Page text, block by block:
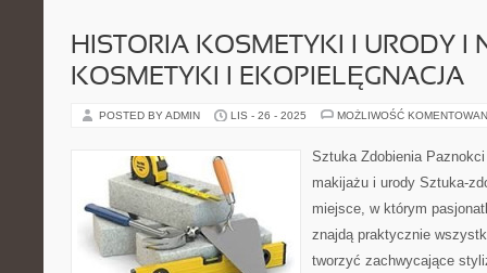
HISTORIA KOSMETYKI I URODY I
KOSMETYKI I EKOPIELĘGNACJA
POSTED BY ADMIN LIS - 26 - 2025 MOŻLIWOŚĆ
Sztuka Zdobienia
makijażu i urody Sztuka-
miejsce, w którym
znajdą praktycznie
tworzyć zachwycające